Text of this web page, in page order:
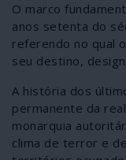
O marco
anos setenta do
referendo no qual
seu destino,
A história dos
permanente da
monarquia
clima de terror e